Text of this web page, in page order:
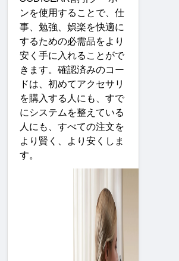
ンを使用することで、仕
事、勉強、娯楽を快適に
するための必需品をより
安く手に入れることがで
きます。確認済みのコー
ドは、初めてアクセサリ
を購入する人にも、すで
にシステムを整えている
人にも、すべての注文を
より賢く、より安くしま
す。